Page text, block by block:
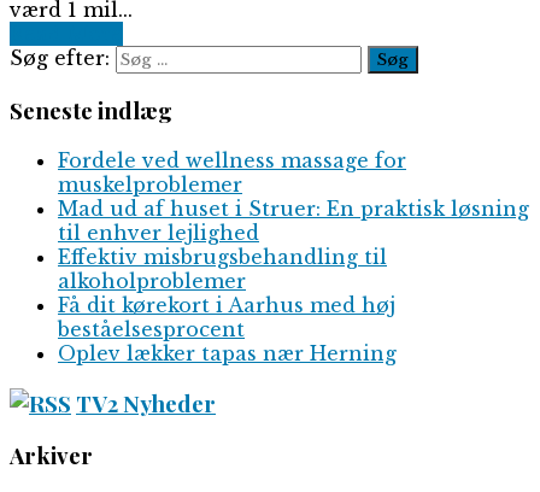
værd 1 mil...
Søg efter:
Seneste indlæg
Fordele ved wellness massage for
muskelproblemer
Mad ud af huset i Struer: En praktisk løsning
til enhver lejlighed
Effektiv misbrugsbehandling til
alkoholproblemer
Få dit kørekort i Aarhus med høj
beståelsesprocent
Oplev lækker tapas nær Herning
TV2 Nyheder
Arkiver